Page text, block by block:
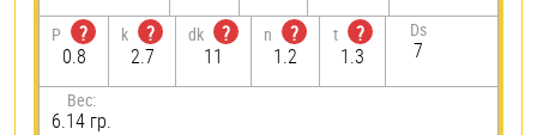
P
?
0.8
k
?
2.7
dk
?
11
n
?
1.2
t
?
1.3
Ds
7
Вес:
6.14 гр.